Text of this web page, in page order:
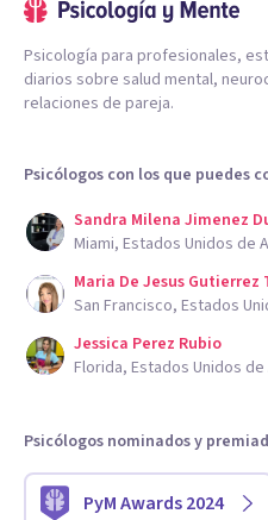
Psicología para profesionales,
diarios sobre salud mental,
relaciones de pareja.
Psicólogos con los que puedes
Sandra Milena Jimenez
Miami, Estados Unidos de
Maria De Jesus Gutierrez
San Francisco, Estados
Jessica Perez Rubio
Florida, Estados Unidos
Psicólogos nominados y
PyM Awards 2024